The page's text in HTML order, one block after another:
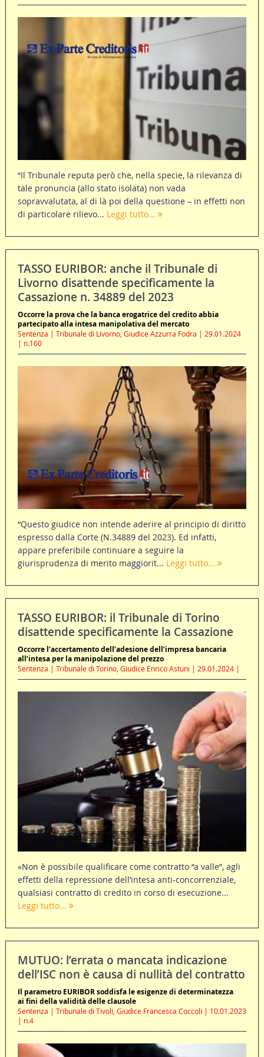
“Il Tribunale reputa però che, nella specie, la rilevanza di
tale pronuncia (allo stato isolata) non vada
sopravvalutata, al di là poi della questione – in effetti non
di particolare rilievo... Leggi tutto...
TASSO EURIBOR: anche il Tribunale di
Livorno disattende specificamente la
Cassazione n. 34889 del 2023
Occorre la prova che la banca erogatrice del credito abbia
partecipato alla intesa manipolativa del mercato
Sentenza | Tribunale di Livorno, Giudice Azzurra Fodra | 29.01.2024
| n.160
“Questo giudice non intende aderire al principio di diritto
espresso dalla Corte (N.34889 del 2023). Ed infatti,
appare preferibile continuare a seguire la
giurisprudenza di merito maggiorit... Leggi tutto...
TASSO EURIBOR: il Tribunale di Torino
disattende specificamente la Cassazione
Occorre l’accertamento dell’adesione dell’impresa bancaria
all’intesa per la manipolazione del prezzo
Sentenza | Tribunale di Torino, Giudice Enrico Astuni | 29.01.2024 |
«Non è possibile qualificare come contratto “a valle”, agli
effetti della repressione dell’intesa anti-concorrenziale,
qualsiasi contratto di credito in corso di esecuzione...
Leggi tutto...
MUTUO: l’errata o mancata indicazione
dell’ISC non è causa di nullità del contratto
Il parametro EURIBOR soddisfa le esigenze di determinatezza
ai fini della validità delle clausole
Sentenza | Tribunale di Tivoli, Giudice Francesca Coccoli | 10.01.2023
| n.4